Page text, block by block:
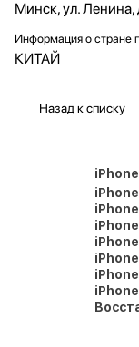
Минск, ул.
Информация о стране
КИТАЙ
Назад к списку
iPhone